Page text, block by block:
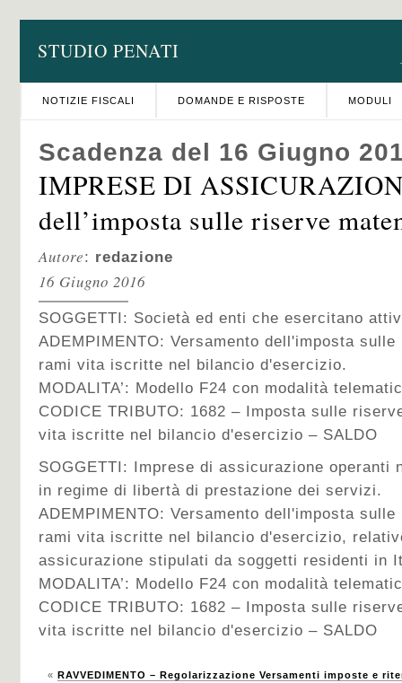
STUDIO PENATI
NOTIZIE FISCALI DOMANDE E RISPOSTE MODULI
Scadenza del 16 Giugno
IMPRESE DI
dell’imposta sulle riserve
Autore: redazione
16 Giugno 2016
SOGGETTI: Società ed enti che esercitano
ADEMPIMENTO: Versamento dell'imposta
rami vita iscritte nel bilancio d'esercizio.
MODALITA’: Modello F24 con modalità
CODICE TRIBUTO: 1682 – Imposta sulle
vita iscritte nel bilancio d'esercizio – SALDO
SOGGETTI: Imprese di assicurazione operanti
in regime di libertà di prestazione dei servizi.
ADEMPIMENTO: Versamento dell'imposta
rami vita iscritte nel bilancio d'esercizio,
assicurazione stipulati da soggetti residenti in
MODALITA’: Modello F24 con modalità
CODICE TRIBUTO: 1682 – Imposta sulle
vita iscritte nel bilancio d'esercizio – SALDO
« RAVVEDIMENTO – Regolarizzazione Versamenti imposte e